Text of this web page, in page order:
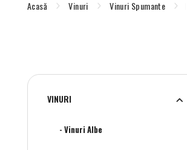
Acasă Vinuri Vinuri Spumante
VINURI
- Vinuri Albe